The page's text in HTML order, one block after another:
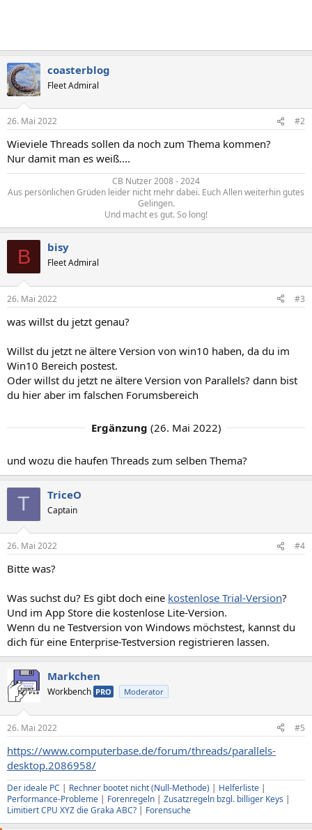
coasterblog
Fleet Admiral
26. Mai 2022 #2
Wieviele Threads sollen da noch zum Thema kommen?
Nur damit man es weiß....
CB Nutzer 2008 - 2024
Aus persönlichen Grüden leider nicht mehr dabei. Euch Allen weiterhin gutes
Gelingen.
Und macht es gut. So long!​
B bisy
Fleet Admiral
26. Mai 2022 #3
was willst du jetzt genau?
Willst du jetzt ne ältere Version von win10 haben, da du im
Win10 Bereich postest.
Oder willst du jetzt ne ältere Version von Parallels? dann bist
du hier aber im falschen Forumsbereich
Ergänzung (26. Mai 2022)
und wozu die haufen Threads zum selben Thema?
T TriceO
Captain
26. Mai 2022 #4
Bitte was?
Was suchst du? Es gibt doch eine kostenlose Trial-Version?
Und im App Store die kostenlose Lite-Version.
Wenn du ne Testversion von Windows möchstest, kannst du
dich für eine Enterprise-Testversion registrieren lassen.
Markchen
Workbench PRO Moderator
26. Mai 2022 #5
https://www.computerbase.de/forum/threads/parallels-
desktop.2086958/
Der ideale PC | Rechner bootet nicht (Null-Methode) | Helferliste |
Performance-Probleme | Forenregeln | Zusatzregeln bzgl. billiger Keys |
Limitiert CPU XYZ die Graka ABC? | Forensuche